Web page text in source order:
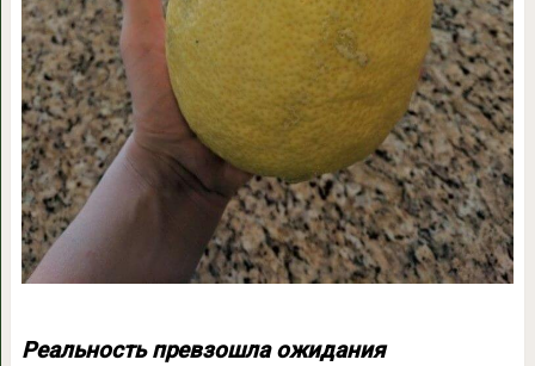
Реальность превзошла ожидания